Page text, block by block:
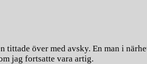
tittade över med avsky. En man i
jag fortsatte vara artig.